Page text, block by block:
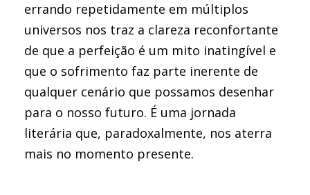
errando repetidamente em múltiplos
universos nos traz a clareza reconfortante
de que a perfeição é um mito inatingível e
que o sofrimento faz parte inerente de
qualquer cenário que possamos desenhar
para o nosso futuro. É uma jornada
literária que, paradoxalmente, nos aterra
mais no momento presente.